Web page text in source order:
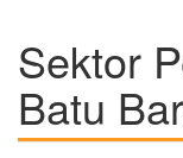
Sektor
Batu